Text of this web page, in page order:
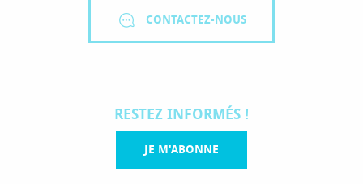
CONTACTEZ-NOUS
RESTEZ INFORMÉS !
JE M'ABONNE